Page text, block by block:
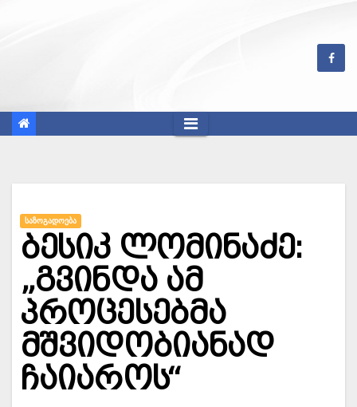
ᲡᲐᲖᲝᲒᲐᲓᲝᲔᲑᲐ
ბესიკ ლომინაძე:
„გვინდა ამ
პროცესებმა
მშვიდობიანად
ჩაიაროს“